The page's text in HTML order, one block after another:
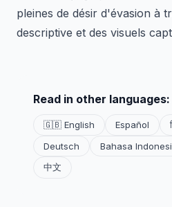
pleines de désir d'évasion à
descriptive et des visuels
Read in other languages:
🇬🇧 English Español
Deutsch
Bahasa
中文